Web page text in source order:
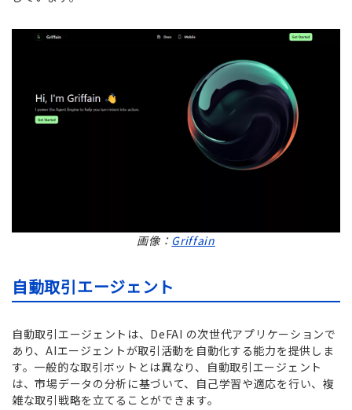
画像： Griffain
自動取引エージェント
自動取引エージェントは、DeFAI の次世代アプリケーションで
あり、AIエージェントが取引活動を自動化する能力を提供しま
す。一般的な取引ボットとは異なり、自動取引エージェント
は、市場データの分析に基づいて、自己学習や適応を行い、複
雑な取引戦略を立てることができます。